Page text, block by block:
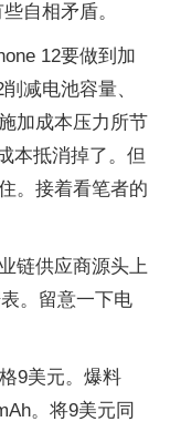
自相矛盾。
12要做到加
减电池容量、
加成本压力所节
本抵消掉了。但
。接着看笔者的
链供应商源头上
。留意一下电
9美元。爆料
。将9美元同